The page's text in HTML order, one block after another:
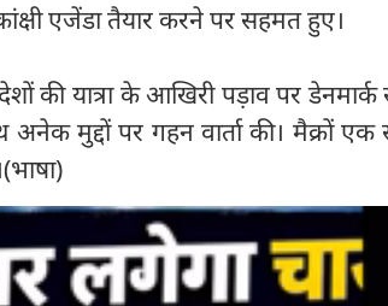
एजेंडा तैयार करने पर सहमत हुए।
देशों की यात्रा के आखिरी पड़ाव पर
मुद्दों पर गहन वार्ता की। मैक्रों एक